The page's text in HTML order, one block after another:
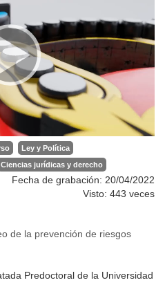
Ley y Política
Ciencias jurídicas y derecho
Fecha de grabación: 20/04/2022
Visto: 443 veces
de la prevención de riesgos
Predoctoral de la Universidad